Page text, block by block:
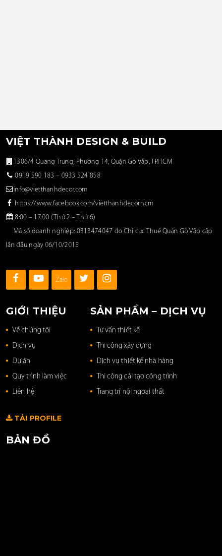
VIỆT THÀNH DESIGN & BUILD
1306/4 Quang Trung, Phường 14, Quận Gò Vấp, TP.HCM
0919 590 183 – 0933 524 858
info@vietthanhdecor.com
https://www.facebook.com/vietthanhdecor.hcm
8:00 – 17:00 (Thứ 2 – Thứ 6)
Mã số doanh nghiệp: 0313474047 do Chi cục Thuế Quận Gò Vấp cấp
lần đầu ngày 06/10/2015
Zalo
GIỚI THIỆU
Về chúng tôi
Dịch vụ
Dự án
Quy trình làm việc
Liên hệ
TẢI PROFILE
SẢN PHẨM – DỊCH VỤ
Tư vấn thiết kế
Thi công xây dựng
Dịch vụ thiết kế nhà hàng
Thi công cải tạo công trình
Trang trí nội ngoại thất
BẢN ĐỒ